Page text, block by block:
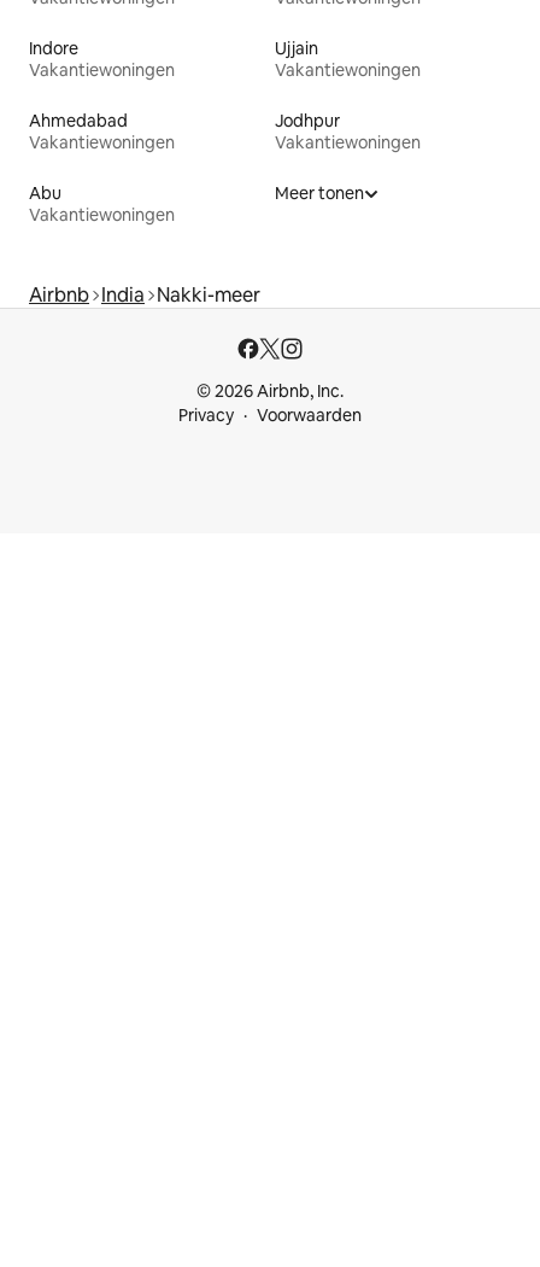
Indore
Vakantiewoningen
Ujjain
Vakantiewoningen
Ahmedabad
Vakantiewoningen
Jodhpur
Vakantiewoningen
Abu
Vakantiewoningen
Meer tonen
Airbnb India Nakki-meer
© 2026 Airbnb, Inc.
Privacy
Voorwaarden